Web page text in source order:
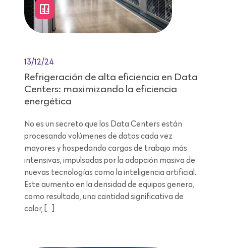
13/12/24
Refrigeración de alta eficiencia en Data
Centers: maximizando la eficiencia
energética
No es un secreto que los Data Centers están
procesando volúmenes de datos cada vez
mayores y hospedando cargas de trabajo más
intensivas, impulsadas por la adopción masiva de
nuevas tecnologías como la inteligencia artificial.
Este aumento en la densidad de equipos genera,
como resultado, una cantidad significativa de
calor, […]